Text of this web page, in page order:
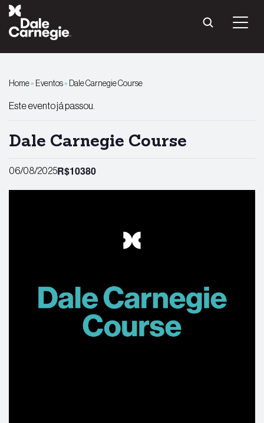
Pular
conteúdo
Home» Eventos» Dale Carnegie Course
Este evento já passou.
Dale Carnegie Course
06/08/2025R$10380